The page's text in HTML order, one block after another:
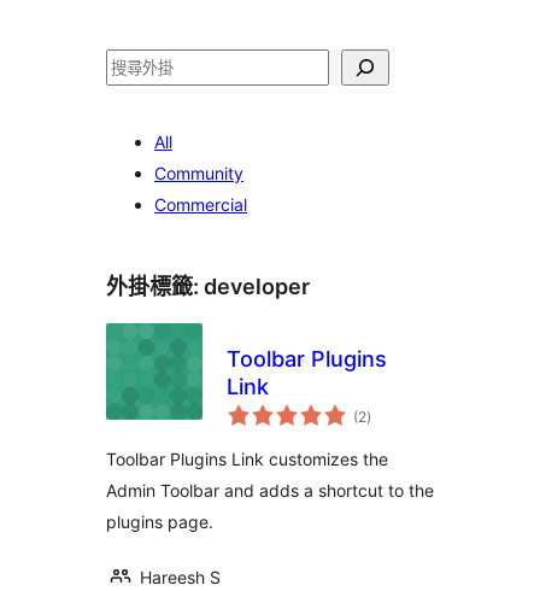
搜
All
Community
Commercial
外掛標籤: developer
Toolbar Plugins
Link
(2總
評)
Toolbar Plugins Link customizes the
Admin Toolbar and adds a shortcut to the
plugins page.
Hareesh S